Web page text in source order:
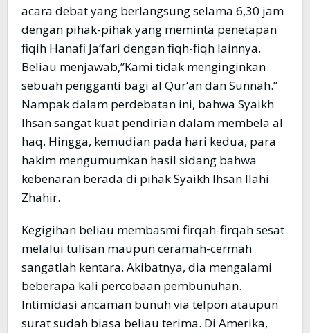
acara debat yang berlangsung selama 6,30 jam
dengan pihak-pihak yang meminta penetapan
fiqih Hanafi Ja’fari dengan fiqh-fiqh lainnya.
Beliau menjawab,”Kami tidak menginginkan
sebuah pengganti bagi al Qur‘an dan Sunnah.”
Nampak dalam perdebatan ini, bahwa Syaikh
Ihsan sangat kuat pendirian dalam membela al
haq. Hingga, kemudian pada hari kedua, para
hakim mengumumkan hasil sidang bahwa
kebenaran berada di pihak Syaikh Ihsan Ilahi
Zhahir.
Kegigihan beliau membasmi firqah-firqah sesat
melalui tulisan maupun ceramah-cermah
sangatlah kentara. Akibatnya, dia mengalami
beberapa kali percobaan pembunuhan.
Intimidasi ancaman bunuh via telpon ataupun
surat sudah biasa beliau terima. Di Amerika,